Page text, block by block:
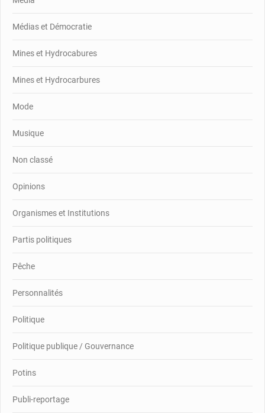
Médias et Démocratie
Mines et Hydrocabures
Mines et Hydrocarbures
Mode
Musique
Non classé
Opinions
Organismes et Institutions
Partis politiques
Pêche
Personnalités
Politique
Politique publique / Gouvernance
Potins
Publi-reportage